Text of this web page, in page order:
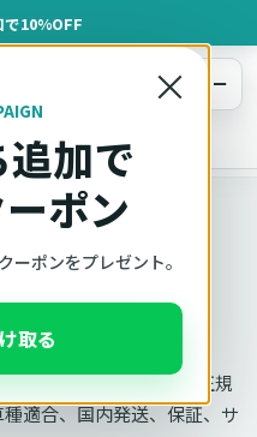
10%OFF
×
加で
ポン
ーポンをプレゼント。
取る
メニュー
会社
ットキャスト）製品の正規
適合、国内発送、保証、サ